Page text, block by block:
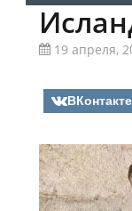
19 апреля,
ВКонтакте